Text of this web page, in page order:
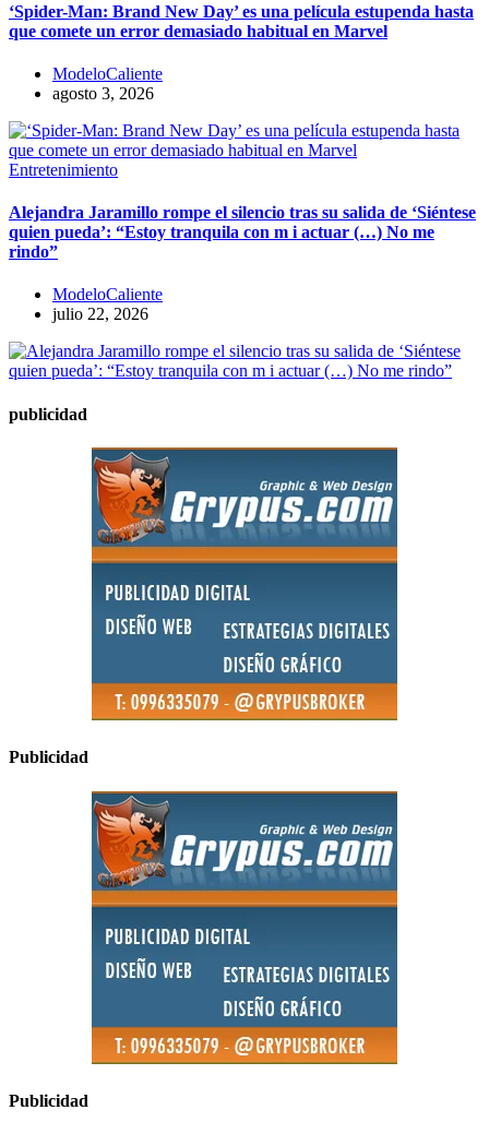
‘Spider-Man: Brand New Day’ es una película estupenda hasta
que comete un error demasiado habitual en Marvel
ModeloCaliente
agosto 3, 2026
Entretenimiento
​Alejandra Jaramillo rompe el silencio tras su salida de ‘Siéntese
quien pueda’: “Estoy tranquila con m i actuar (…) No me
rindo”
ModeloCaliente
julio 22, 2026
publicidad
Publicidad
Publicidad